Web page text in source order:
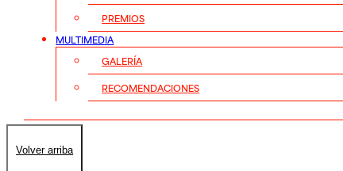
PREMIOS
MULTIMEDIA
GALERÍA
RECOMENDACIONES
Volver arriba